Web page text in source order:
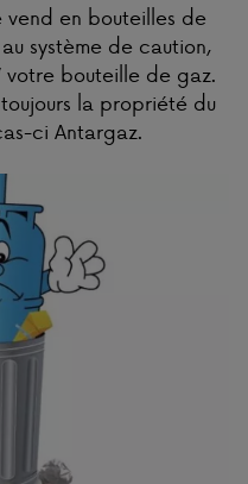
en bouteilles de
système de caution,
votre bouteille de gaz.
la propriété du
ci Antargaz.